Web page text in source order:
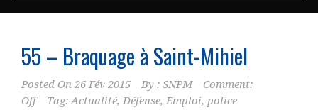
55 – Braquage à Saint-Mihiel
Posted On 26 Fév 2015 By : SNPM
Comment:
Off
Tag:Actualité, Défense, Emploi, police